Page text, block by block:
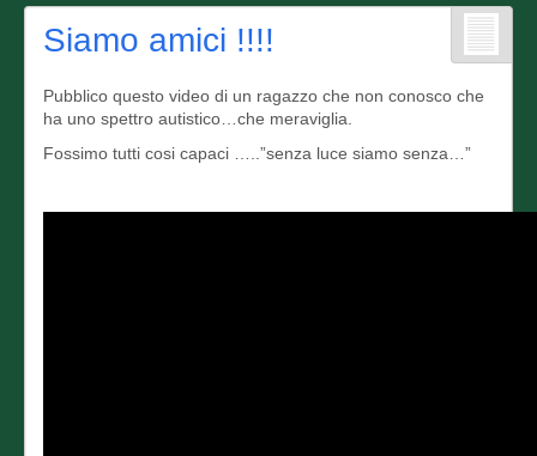
Siamo amici !!!!
Pubblico questo video di un ragazzo che non conosco che
ha uno spettro autistico…che meraviglia.
Fossimo tutti cosi capaci …..”senza luce siamo senza…”